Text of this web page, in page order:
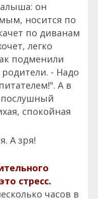
он
носится по
по диванам
легко
подменили
- Надо
А в
послушный
спокойная
А зря!
стресс.
часов в